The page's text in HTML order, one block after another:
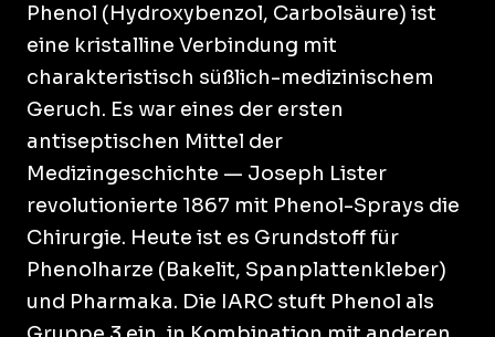
Phenol (Hydroxybenzol, Carbolsäure) ist
eine kristalline Verbindung mit
charakteristisch süßlich-medizinischem
Geruch. Es war eines der ersten
antiseptischen Mittel der
Medizingeschichte — Joseph Lister
revolutionierte 1867 mit Phenol-Sprays die
Chirurgie. Heute ist es Grundstoff für
Phenolharze (Bakelit, Spanplattenkleber)
und Pharmaka. Die IARC stuft Phenol als